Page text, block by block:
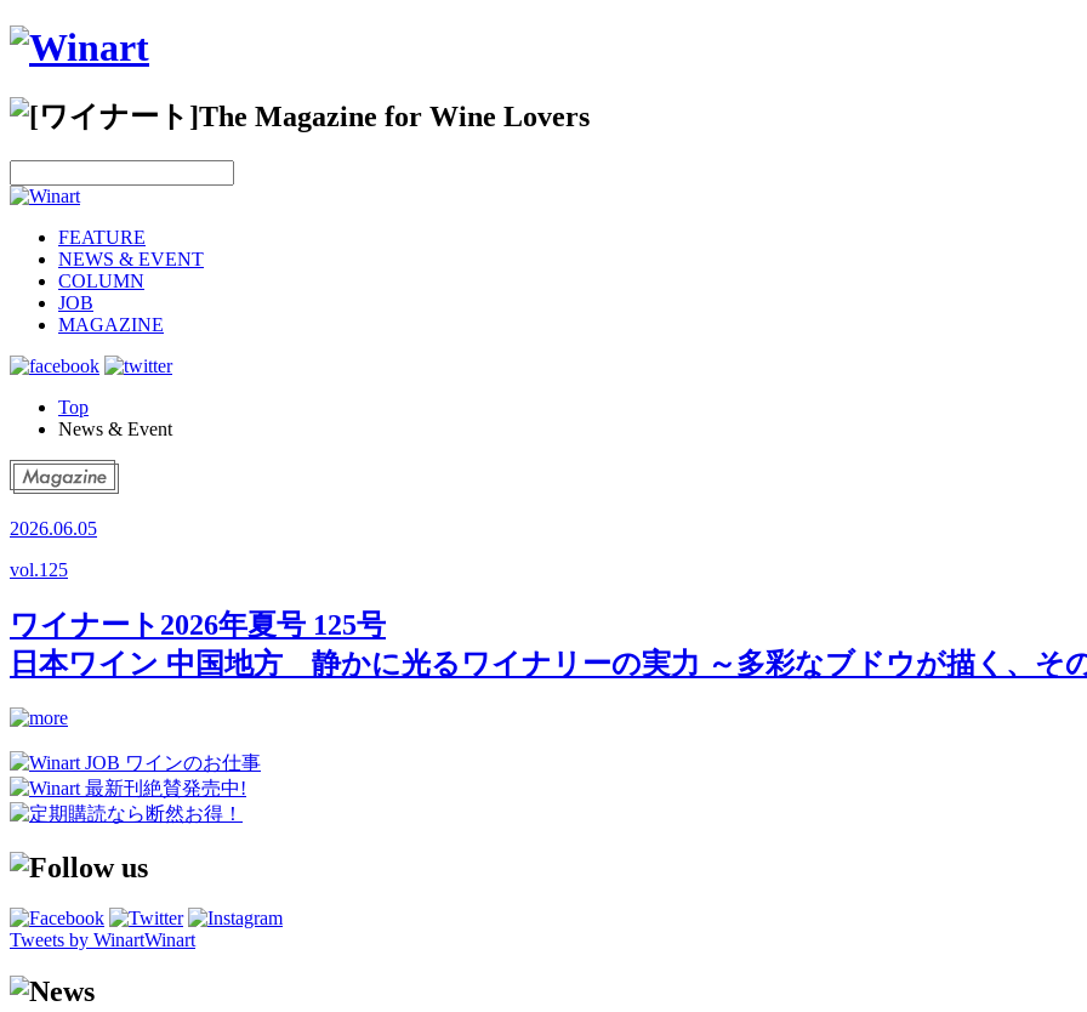
FEATURE
NEWS & EVENT
COLUMN
JOB
MAGAZINE
Top
News & Event
2026.06.05
vol.125
ワイナート2026年夏号 125号
日本ワイン 中国地方 静かに光るワイナリーの実力 ～多彩なブドウが描く、そ
Tweets by WinartWinart